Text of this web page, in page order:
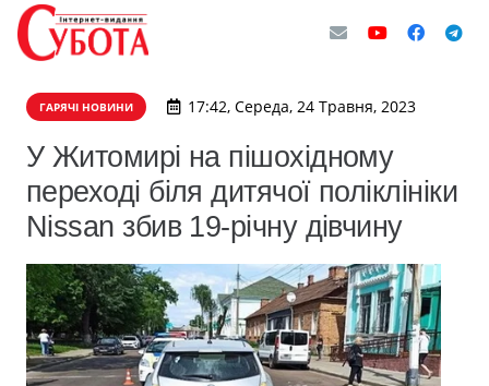
ГАРЯЧІ НОВИНИ 17:42, Середа, 24 Травня, 2023
У Житомирі на пішохідному
переході біля дитячої поліклініки
Nissan збив 19-річну дівчину